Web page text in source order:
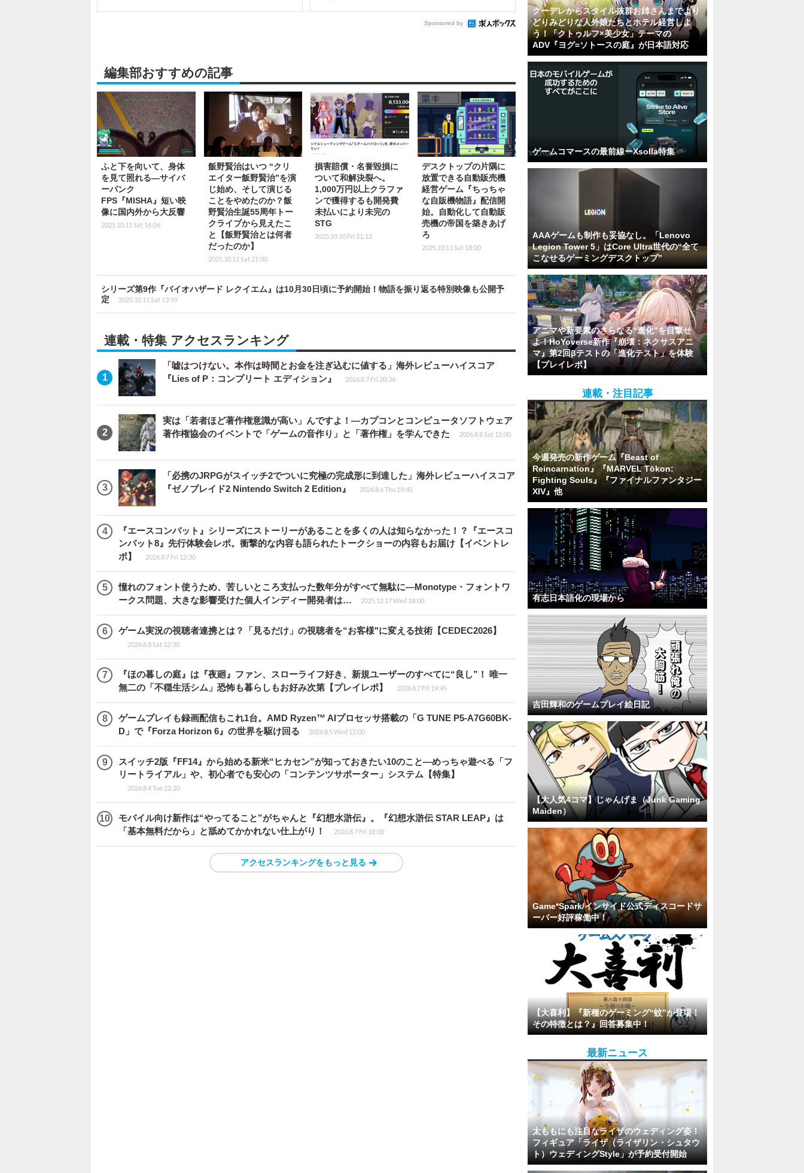
Sponsored by
編集部おすすめの記事
ふと下を向いて、身体
を見て照れる―サイバ
ーパンク
FPS『MISHA』短い映
像に国内外から大反響
2025.10.11 Sat 16:06
飯野賢治はいつ “クリ
エイター飯野賢治”を演
じ始め、そして演じる
ことをやめたのか？飯
野賢治生誕55周年トー
クライブから見えたこ
と【飯野賢治とは何者
だったのか】
2025.10.11 Sat 21:00
損害賠償・名誉毀損に
ついて和解決裂へ。
1,000万円以上クラファ
ンで獲得するも開発費
未払いにより未完の
STG
2025.10.10 Fri 21:12
デスクトップの片隅に
放置できる自動販売機
経営ゲーム『ちっちゃ
な自販機物語』配信開
始。自動化して自動販
売機の帝国を築きあげ
ろ
2025.10.11 Sat 18:00
シリーズ第9作『バイオハザード レクイエム』は10月30日頃に予約開始！物語を振り返る特別映像も公開予
定
2025.10.11 Sat 13:59
連載・特集 アクセスランキング
「嘘はつけない。本作は時間とお金を注ぎ込むに値する」海外レビューハイスコア
『Lies of P：コンプリート エディション』
2026.8.7 Fri 20:36
実は「若者ほど著作権意識が高い」んですよ！―カプコンとコンピュータソフトウェア
著作権協会のイベントで「ゲームの音作り」と「著作権」を学んできた
2026.8.8 Sat 12:00
「必携のJRPGがスイッチ2でついに究極の完成形に到達した」海外レビューハイスコア
『ゼノブレイド2 Nintendo Switch 2 Edition』
2026.8.6 Thu 19:45
『エースコンバット』シリーズにストーリーがあることを多くの人は知らなかった！？『エースコ
ンバット8』先行体験会レポ。衝撃的な内容も語られたトークショーの内容もお届け【イベントレ
ポ】
2026.8.7 Fri 12:30
憧れのフォント使うため、苦しいところ支払った数年分がすべて無駄に―Monotype・フォントワ
ークス問題、大きな影響受けた個人インディー開発者は…
2025.12.17 Wed 18:00
ゲーム実況の視聴者連携とは？「見るだけ」の視聴者を“お客様"に変える技術【CEDEC2026】
2026.8.8 Sat 12:30
『ほの暮しの庭』は『夜廻』ファン、スローライフ好き、新規ユーザーのすべてに“良し”！ 唯一
無二の「不穏生活シム」恐怖も暮らしもお好み次第【プレイレポ】
2026.8.7 Fri 19:45
ゲームプレイも録画配信もこれ1台。AMD Ryzen™ AIプロセッサ搭載の「G TUNE P5-A7G60BK-
D」で『Forza Horizon 6』の世界を駆け回る
2026.8.5 Wed 12:00
スイッチ2版『FF14』から始める新米“ヒカセン”が知っておきたい10のこと―めっちゃ遊べる「フ
リートライアル」や、初心者でも安心の「コンテンツサポーター」システム【特集】
2026.8.4 Tue 22:20
モバイル向け新作は“やってること”がちゃんと『幻想水滸伝』。『幻想水滸伝 STAR LEAP』は
「基本無料だから」と舐めてかかれない仕上がり！
2026.8.7 Fri 18:00
アクセスランキングをもっと見る
クーデレからスタイル抜群お姉さんまでより
どりみどりな人外娘たちとホテル経営しよ
う！「クトゥルフ×美少女」テーマの
ADV『ヨグ=ソトースの庭』が日本語対応
ゲームコマースの最前線ーXsolla特集
AAAゲームも制作も妥協なし。「Lenovo
Legion Tower 5」はCore Ultra世代の“全て
こなせるゲーミングデスクトップ”
アニマや新要素のさらなる“進化”を目撃せ
よ！HoYoverse新作『崩壊：ネクサスアニ
マ』第2回βテストの「進化テスト」を体験
【プレイレポ】
連載・注目記事
今週発売の新作ゲーム『Beast of
Reincarnation』『MARVEL Tōkon:
Fighting Souls』『ファイナルファンタジー
XIV』他
有志日本語化の現場から
吉田輝和のゲームプレイ絵日記
【大人気4コマ】じゃんげま（Junk Gaming
Maiden）
Game*Spark/インサイド公式ディスコードサ
ーバー好評稼働中！
【大喜利】『新種のゲーミング“蚊”が登場！
その特徴とは？』回答募集中！
最新ニュース
太ももにも注目なライザのウェディング姿！
フィギュア「ライザ（ライザリン・シュタウ
ト）ウェディングStyle」が予約受付開始